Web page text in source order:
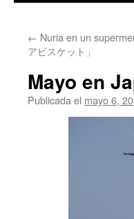
← Nuria en un
アビスケット」
Mayo en
Publicada el mayo 6,